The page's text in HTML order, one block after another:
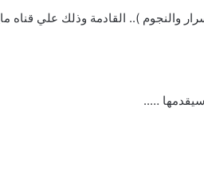
سيقدمها …..